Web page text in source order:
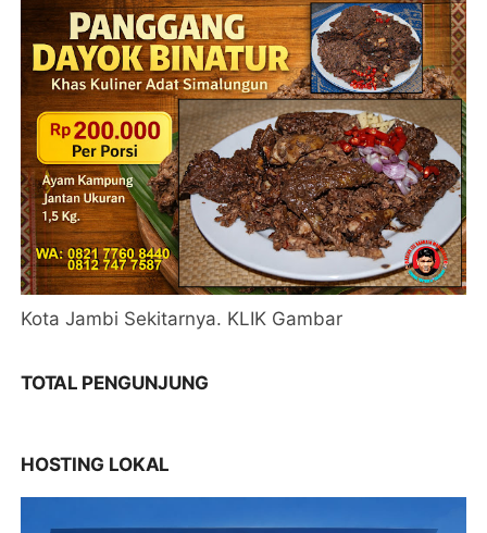
Kota Jambi Sekitarnya. KLIK Gambar
TOTAL PENGUNJUNG
HOSTING LOKAL